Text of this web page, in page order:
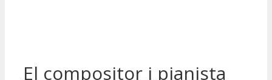
El compositor i pianista